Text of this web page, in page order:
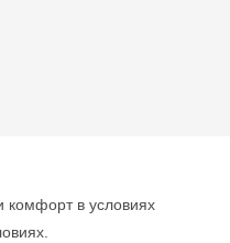
комфорт в условиях